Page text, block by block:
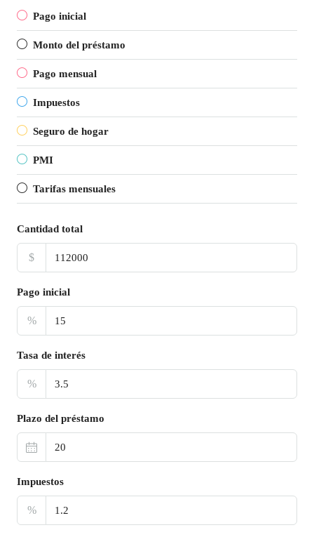
Pago inicial
Monto del préstamo
Pago mensual
Impuestos
Seguro de hogar
PMI
Tarifas mensuales
Cantidad total
$
Pago inicial
%
Tasa de interés
%
Plazo del préstamo
Impuestos
%